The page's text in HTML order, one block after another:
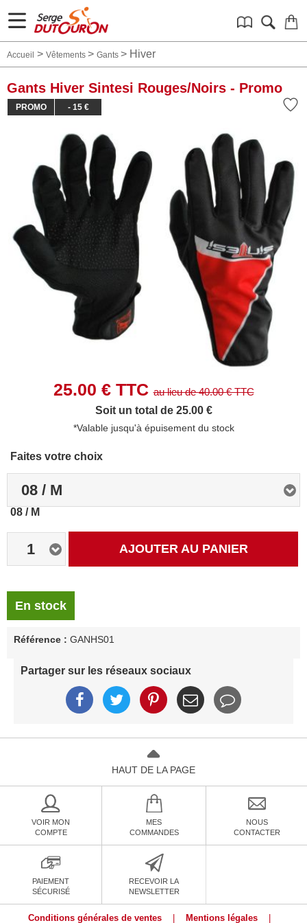
Accueil > Vêtements > Gants > Hiver
Gants Hiver Sintesi Rouges/Noirs - Promo
PROMO - 15 €
25.00 € TTCau lieu de40.00€ TTC
Soit un total de 25.00 €
*Valable jusqu'à épuisement du stock
Faites votre choix
08 / M
08 / M
1 AJOUTER AU PANIER
En stock
Référence : GANHS01
Partager sur les réseaux sociaux
HAUT DE LA PAGE
VOIR MON
COMPTE
MES
COMMANDES
NOUS
CONTACTER
PAIEMENT
SÉCURISÉ
RECEVOIR LA
NEWSLETTER
Conditions générales de ventes Mentions légales